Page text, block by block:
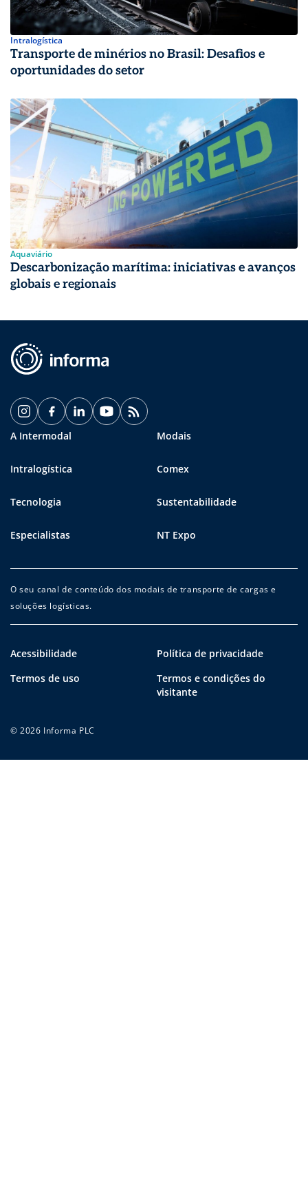
Intralogística
Transporte de minérios no Brasil: Desafios e
oportunidades do setor
Aquaviário
Descarbonização marítima: iniciativas e avanços
globais e regionais
A Intermodal Modais
Intralogística Comex
Tecnologia Sustentabilidade
Especialistas NT Expo
O seu canal de conteúdo dos modais de transporte de cargas e
soluções logísticas.
Acessibilidade
Política de privacidade
Termos de uso
Termos e condições do
visitante
© 2026 Informa PLC